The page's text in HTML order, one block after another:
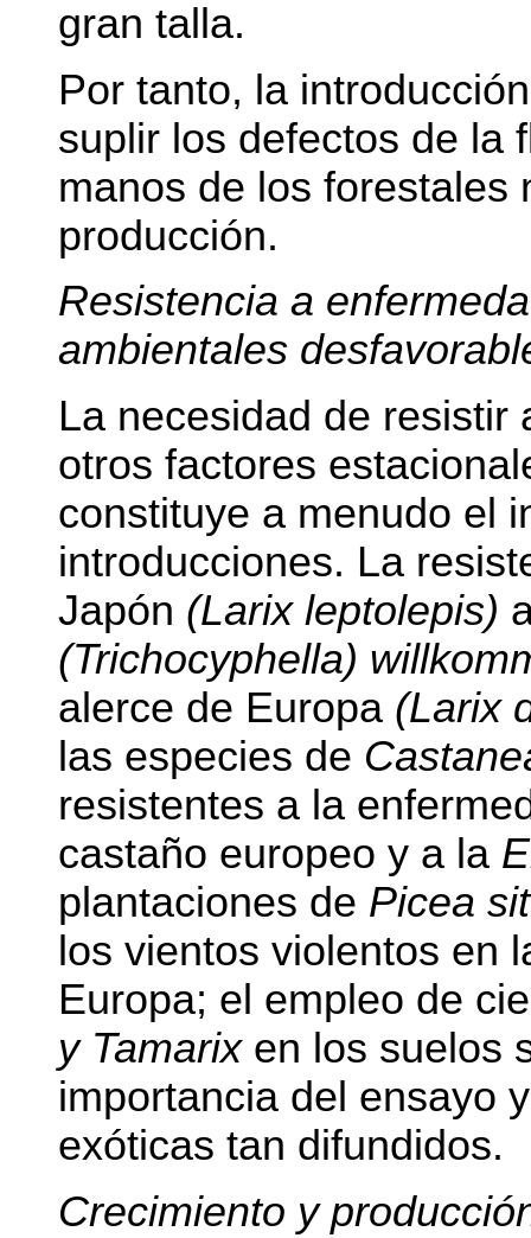
gran talla.
Por tanto, la
suplir los defectos de la
manos de los forestales
producción.
Resistencia a
ambientales
La necesidad de resistir
otros factores
constituye a menudo el
introducciones. La
Japón (Larix leptolepis)
(Trichocyphella)
alerce de Europa (Larix
las especies de
resistentes a la
castaño europeo y a la
plantaciones de Picea
los vientos violentos en
Europa; el empleo de
y Tamarix en los suelos
importancia del ensayo
exóticas tan difundidos.
Crecimiento y